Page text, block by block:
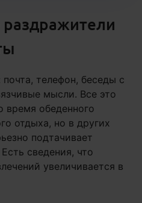
раздражители
телефон, беседы с
мысли. Все это
время обеденного
отдыха, но в других
подтачивает
сведения, что
увеличивается в